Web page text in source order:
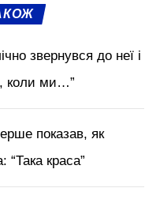
звернувся до неї і
коли ми…”
показав, як
“Така краса”